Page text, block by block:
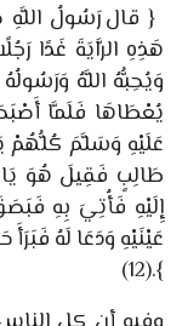
{ قال رَسُولُ
هَذِهِ الرَّايَةَ غَدًا
وَيُحِبُّهُ اللَّهُ
يُعْطَاهَا فَلَمَّا
عَلَيْهِ وَسَلَّمَ كُلُّهُمْ
طَالِبٍ فَقِيلَ هُوَ يَا
إِلَيْهِ فَأُتِيَ بِهِ
عَيْنَيْهِ وَدَعَا لَهُ
}
.
(12)